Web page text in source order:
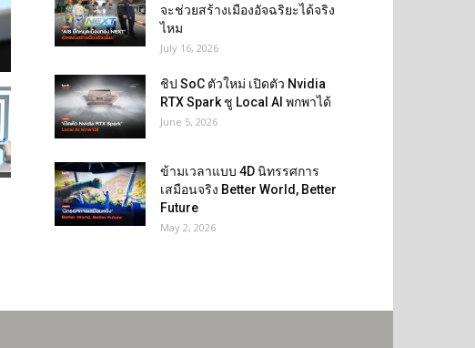
จะช่วยสร้างเมืองอัจฉริยะได้จริง
ไหม
July 16, 2026
ชิป SoC ตัวใหม่ เปิดตัว Nvidia
RTX Spark ชู Local AI พกพาได้
June 5, 2026
ข้ามเวลาแบบ 4D นิทรรศการ
เสมือนจริง Better World, Better
Future
May 2, 2026